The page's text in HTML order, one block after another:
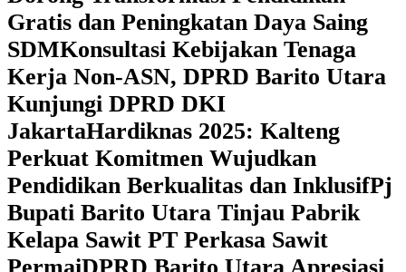
Gratis dan Peningkatan Daya Saing
SDMKonsultasi Kebijakan Tenaga
Kerja Non-ASN, DPRD Barito Utara
Kunjungi DPRD DKI
JakartaHardiknas 2025: Kalteng
Perkuat Komitmen Wujudkan
Pendidikan Berkualitas dan InklusifPj
Bupati Barito Utara Tinjau Pabrik
Kelapa Sawit PT Perkasa Sawit